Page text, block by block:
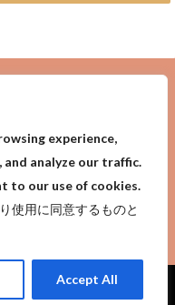
experience,
analyze our traffic.
to our use of cookies.
使用に同意するものと
Accept All
サイトの目的
何の日【今日なん？】